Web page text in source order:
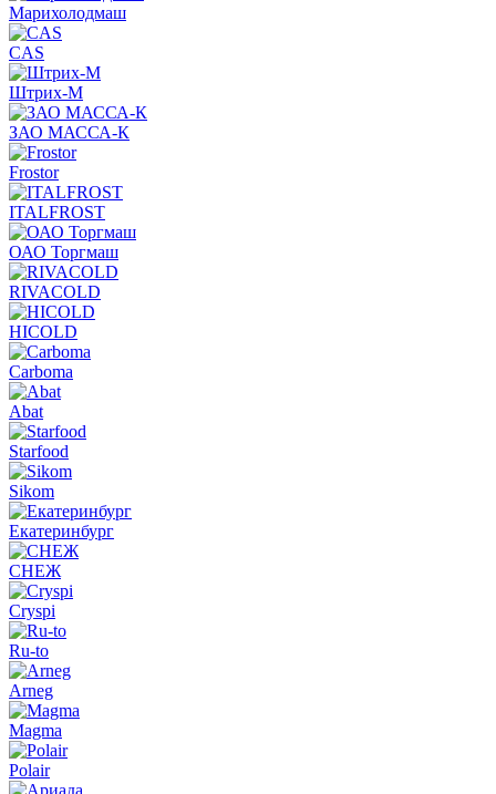
Марихолодмаш
CAS
Штрих-М
ЗАО МАССА-К
Frostor
ITALFROST
ОАО Торгмаш
RIVACOLD
HICOLD
Carboma
Abat
Starfood
Sikom
Екатеринбург
СНЕЖ
Cryspi
Ru-to
Arneg
Magma
Polair